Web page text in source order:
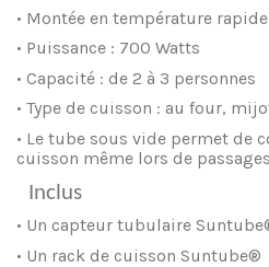
• Montée en température
• Puissance : 700 Watts
• Capacité : de 2 à 3 personnes
• Type de cuisson : au four,
• Le tube sous vide permet de
cuisson même lors de
Inclus
• Un capteur tubulaire
• Un rack de cuisson Suntube®